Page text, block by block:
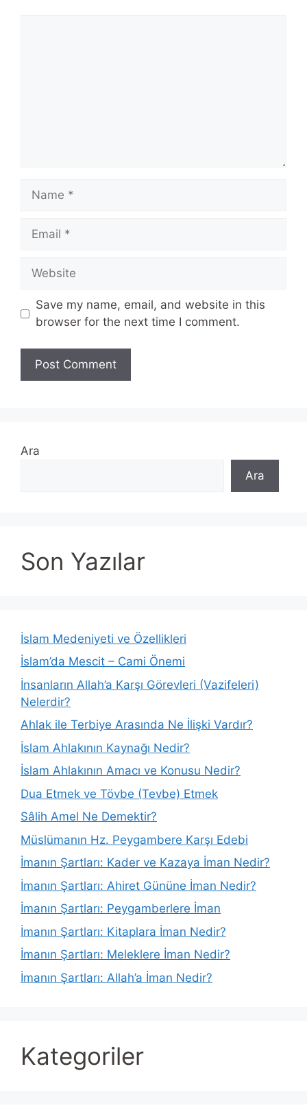
Name
Email
Website
Save my name, email, and website in this
browser for the next time I comment.
Ara
Ara
Son Yazılar
İslam Medeniyeti ve Özellikleri
İslam’da Mescit – Cami Önemi
İnsanların Allah’a Karşı Görevleri (Vazifeleri)
Nelerdir?
Ahlak ile Terbiye Arasında Ne İlişki Vardır?
İslam Ahlakının Kaynağı Nedir?
İslam Ahlakının Amacı ve Konusu Nedir?
Dua Etmek ve Tövbe (Tevbe) Etmek
Sâlih Amel Ne Demektir?
Müslümanın Hz. Peygambere Karşı Edebi
İmanın Şartları: Kader ve Kazaya İman Nedir?
İmanın Şartları: Ahiret Gününe İman Nedir?
İmanın Şartları: Peygamberlere İman
İmanın Şartları: Kitaplara İman Nedir?
İmanın Şartları: Meleklere İman Nedir?
İmanın Şartları: Allah’a İman Nedir?
Kategoriler